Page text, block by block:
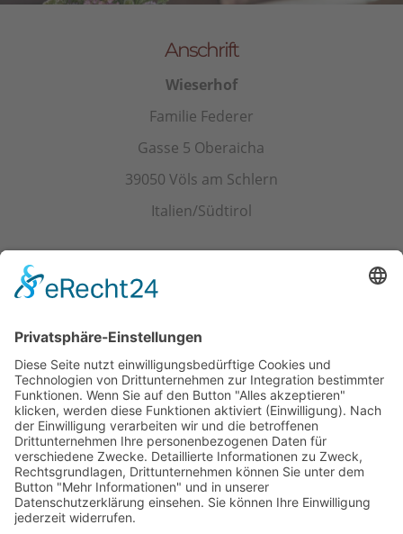
Anschrift
Wieserhof
Familie Federer
Gasse 5 Oberaicha
39050 Völs am Schlern
Italien/Südtirol
Tel.+ Fax:
Mobil+39 340 374 3624
E-Mailinfo@wieserhof.it
MwSt.-Nr. 01420690214